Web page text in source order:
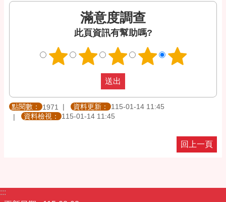
滿意度調查
此頁資訊有幫助嗎?
點閱數： 1971 資料更新：
115-01-14 11:45
資料檢視：
115-01-14 11:45
回上一頁
:::